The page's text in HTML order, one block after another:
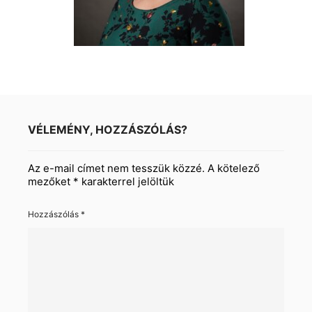
VÉLEMÉNY, HOZZÁSZÓLÁS?
Az e-mail címet nem tesszük közzé. A kötelező
mezőket * karakterrel jelöltük
Hozzászólás *